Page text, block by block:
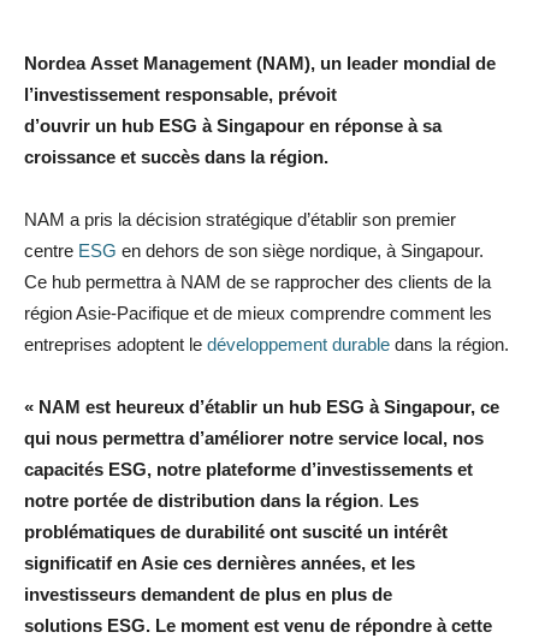
Nordea Asset Management (NAM), un leader mondial de
l’investissement responsable, prévoit
d’ouvrir un hub ESG à Singapour en réponse à sa
croissance et succès dans la région.
NAM a pris la décision stratégique d’établir son premier
centre ESG en dehors de son siège nordique, à Singapour.
Ce hub permettra à NAM de se rapprocher des clients de la
région Asie-Pacifique et de mieux comprendre comment les
entreprises adoptent le développement durable dans la région.
« NAM est heureux d’établir un hub ESG à Singapour, ce
qui nous permettra d’améliorer notre service local, nos
capacités ESG, notre plateforme d’investissements et
notre portée de distribution dans la région. Les
problématiques de durabilité ont suscité un intérêt
significatif en Asie ces dernières années, et les
investisseurs demandent de plus en plus de
solutions ESG. Le moment est venu de répondre à cette